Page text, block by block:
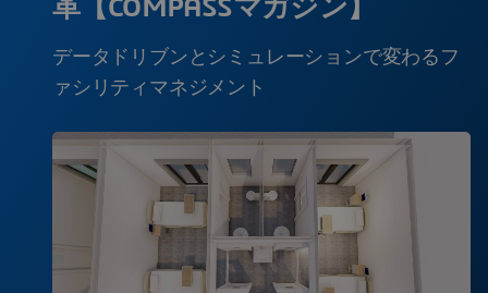
革【COMPASSマガジン】
データドリブンとシミュレーションで変わるフ
ァシリティマネジメント